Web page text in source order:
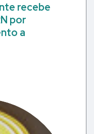
recebe
por
a